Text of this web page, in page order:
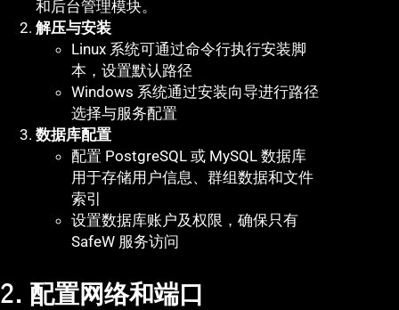
和后台管理模块。
解压与安装
Linux 系统可通过命令行执行安装脚
本，设置默认路径
Windows 系统通过安装向导进行路径
选择与服务配置
数据库配置
配置 PostgreSQL 或 MySQL 数据库
用于存储用户信息、群组数据和文件
索引
设置数据库账户及权限，确保只有
SafeW 服务访问
2. 配置网络和端口